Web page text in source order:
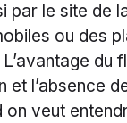
par le site de
ou des
du
et l’absence
on veut